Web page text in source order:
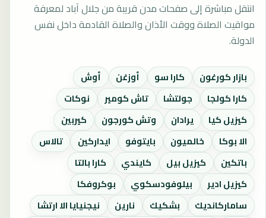
انتقل مباشرة إلى صفحات مدن قريبة من جلال آباد لمعرفة
مواقيت الصلاة ووقت الأذان والصلاة القادمة داخل نفس
الدولة.
بازار كورغون كارا سو أوزغن
أوش
كارا كولجا
جولتشا تاش كومير
نوكات
كيزيل كيا
يرادان وتش كورجون
كيربين
الا بوكا
خالميون بايتوفو ايداركين
تالاس
باتكين
كيزيل بيل كايندي
كارا بالتا
كيزيل ادير
بيلوفودسكوي
بوكروفكا
ساماركانديك
بشكيك نارين
نيجنيايا الا ارتشا